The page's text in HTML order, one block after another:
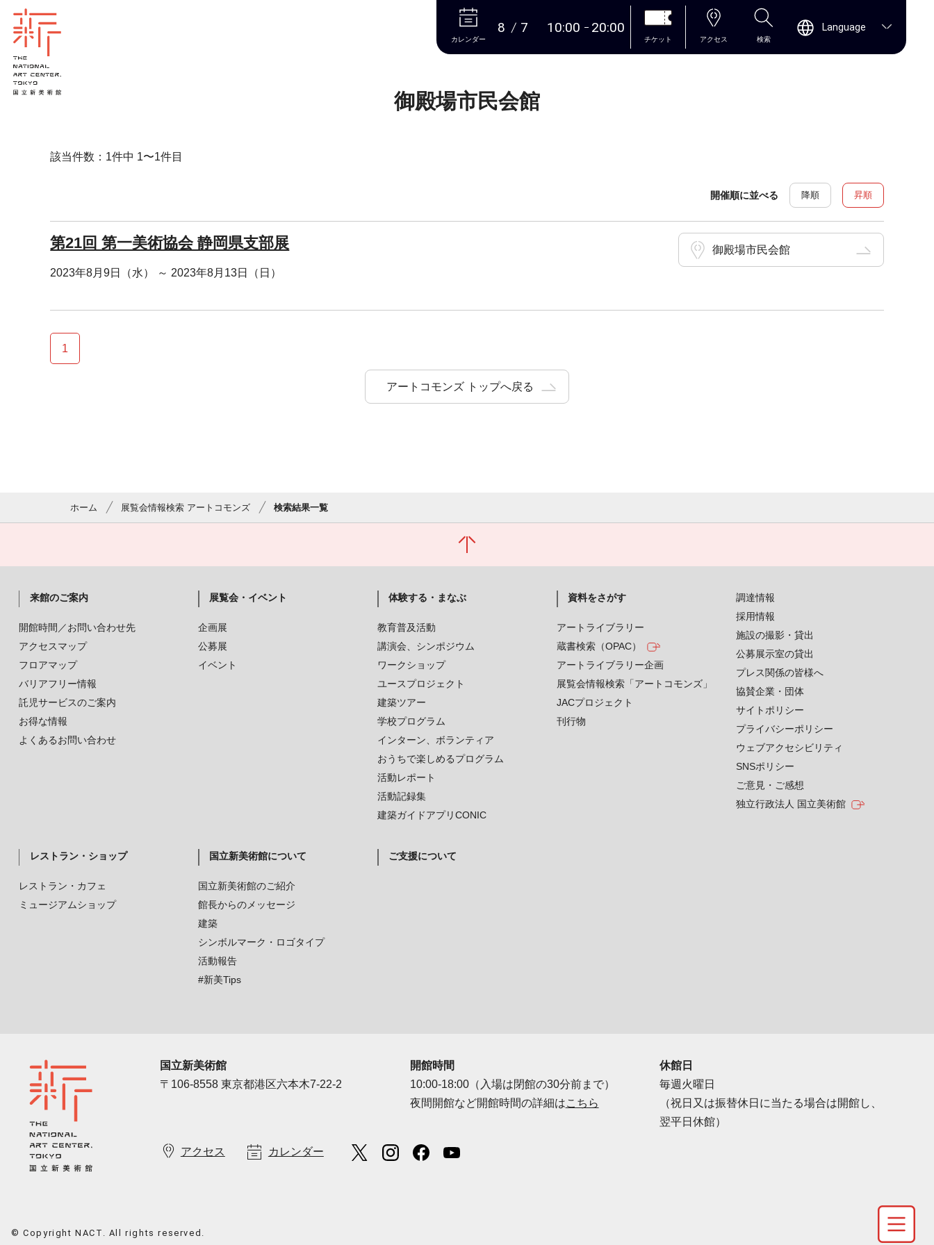
本文へ
カレンダー
8 7 10:00 20:00
チケット アクセス 検索
Language
御殿場市民会館
該当件数：1件中 1〜1件目
開催順に並べる 降順 昇順
第21回 第一美術協会 静岡県支部展
2023年8月9日（水） ～ 2023年8月13日（日）
御殿場市民会館
1
アートコモンズ トップへ戻る
ホーム 展覧会情報検索 アートコモンズ 検索結果一覧
来館のご案内
開館時間／お問い合わせ先
アクセスマップ
フロアマップ
バリアフリー情報
託児サービスのご案内
お得な情報
よくあるお問い合わせ
展覧会・イベント
企画展
公募展
イベント
体験する・まなぶ
教育普及活動
講演会、シンポジウム
ワークショップ
ユースプロジェクト
建築ツアー
学校プログラム
インターン、ボランティア
おうちで楽しめるプログラム
活動レポート
活動記録集
建築ガイドアプリCONIC
資料をさがす
アートライブラリー
蔵書検索（OPAC）
アートライブラリー企画
展覧会情報検索「アートコモンズ」
JACプロジェクト
刊行物
レストラン・ショップ
レストラン・カフェ
ミュージアムショップ
国立新美術館について
国立新美術館のご紹介
館長からのメッセージ
建築
シンボルマーク・ロゴタイプ
活動報告
#新美Tips
ご支援について
調達情報
採用情報
施設の撮影・貸出
公募展示室の貸出
プレス関係の皆様へ
協賛企業・団体
サイトポリシー
プライバシーポリシー
ウェブアクセシビリティ
SNSポリシー
ご意見・ご感想
独立行政法人 国立美術館
国立新美術館
〒106-8558 東京都港区六本木7-22-2
開館時間
10:00-18:00（入場は閉館の30分前まで）
夜間開館など開館時間の詳細はこちら
休館日
毎週火曜日
（祝日又は振替休日に当たる場合は開館し、
翌平日休館）
アクセス カレンダー
© Copyright NACT. All rights reserved.